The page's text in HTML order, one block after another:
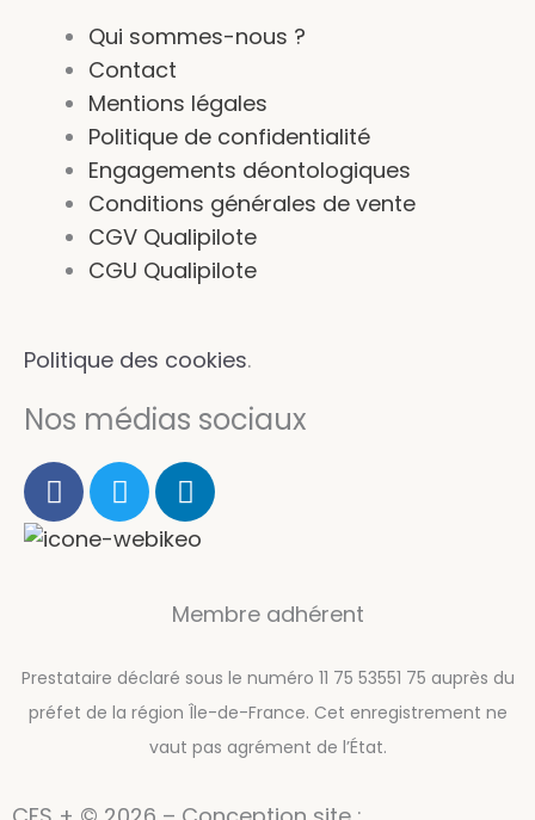
Qui sommes-nous ?
Contact
Mentions légales
Politique de confidentialité
Engagements déontologiques
Conditions générales de vente
CGV Qualipilote
CGU Qualipilote
Politique des cookies.
Nos médias sociaux
F
a
c
k
T
w
i
L
i
n
e
d
n
Membre adhérent
Prestataire déclaré sous le numéro 11 75 53551 75 auprès du
préfet de la région Île-de-France. Cet enregistrement ne
vaut pas agrément de l’État.